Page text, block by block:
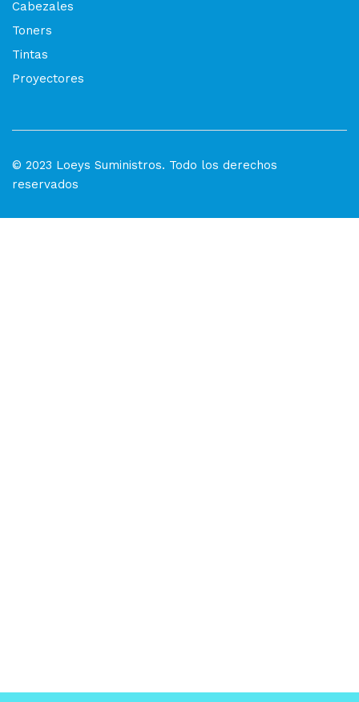
Cabezales
Toners
Tintas
Proyectores
© 2023 Loeys Suministros. Todo los derechos
reservados